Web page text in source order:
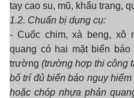
tay cao su, mũ, khẩu trang,
1.2. Chuẩn bị dụng cụ:
- Cuốc chim, xà beng, xô
quang có hai mặt biển
trường(trường hợp thi công
bố trí đủ biển báo nguy
hoặc chóp nhựa phản